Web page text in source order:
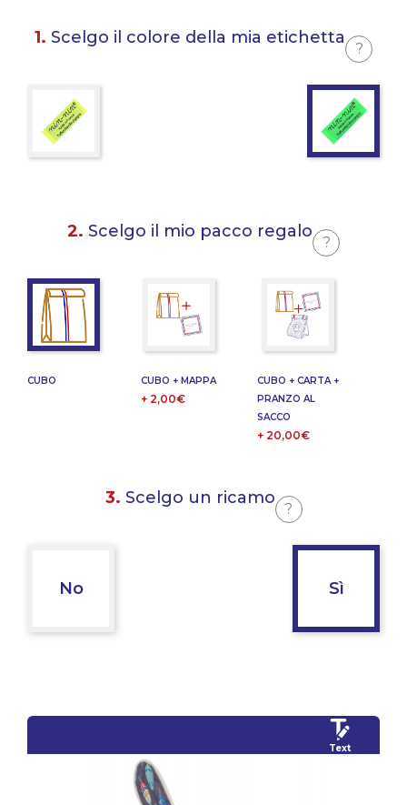
1. Scelgo il colore della mia etichetta
?
2. Scelgo il mio pacco regalo
?
CUBO CUBO + MAPPA
+ 2,00€
CUBO + CARTA +
PRANZO AL
SACCO
+ 20,00€
3. Scelgo un ricamo
?
No Sì
Text